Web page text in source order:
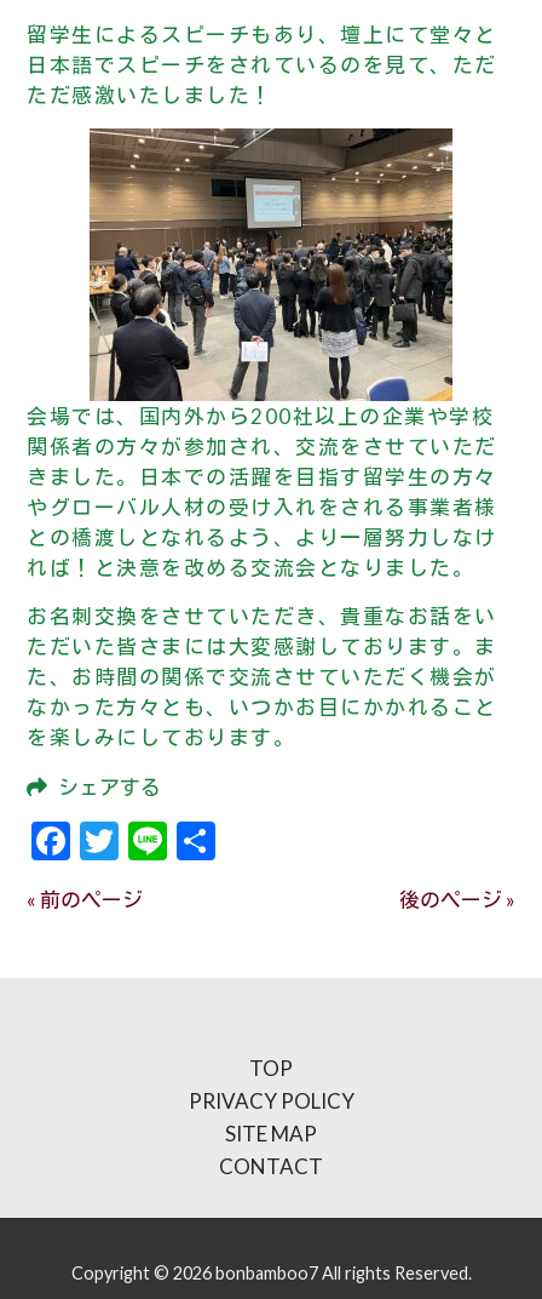
留学生によるスピーチもあり、壇上にて堂々と
日本語でスピーチをされているのを見て、ただ
ただ感激いたしました！
会場では、国内外から200社以上の企業や学校
関係者の方々が参加され、交流をさせていただ
きました。日本での活躍を目指す留学生の方々
やグローバル人材の受け入れをされる事業者様
との橋渡しとなれるよう、より一層努力しなけ
れば！と決意を改める交流会となりました。
お名刺交換をさせていただき、貴重なお話をい
ただいた皆さまには大変感謝しております。ま
た、お時間の関係で交流させていただく機会が
なかった方々とも、いつかお目にかかれること
を楽しみにしております。
シェアする
Facebook
Twitter
Line
« 前のページ 後のページ »
TOP
PRIVACY POLICY
SITE MAP
CONTACT
Copyright © 2026 bonbamboo7 All rights Reserved.